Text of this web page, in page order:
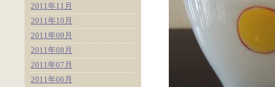
2011年11月
2011年10月
2011年09月
2011年08月
2011年07月
2011年06月